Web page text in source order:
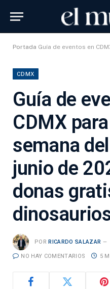
Portada Guía de eventos en CDMX para el fin de
CDMX
Guía de
CDMX
semana
junio de
donas
POR RICARDO SALAZAR
NO HAY COMENTARIOS 5